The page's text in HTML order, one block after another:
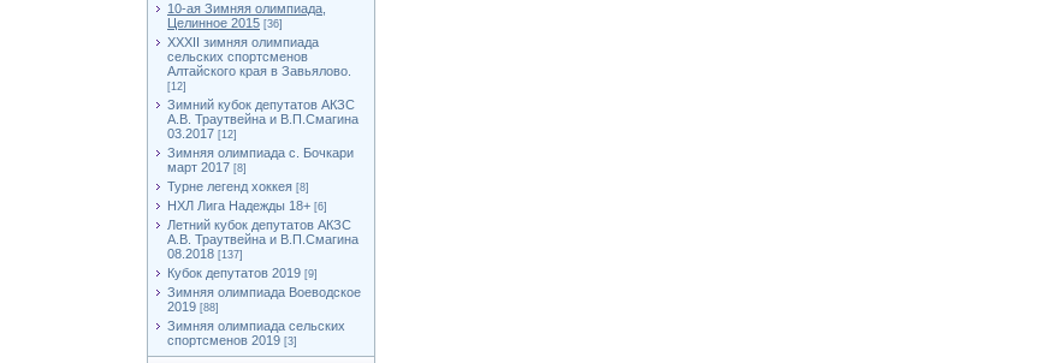
10-ая Зимняя олимпиада,
Целинное 2015 [36]
XXXII зимняя олимпиада
сельских спортсменов
Алтайского края в Завьялово.
[12]
Зимний кубок депутатов АКЗС
А.В. Траутвейна и В.П.Смагина
03.2017 [12]
Зимняя олимпиада с. Бочкари
март 2017 [8]
Турне легенд хоккея [8]
НХЛ Лига Надежды 18+ [6]
Летний кубок депутатов АКЗС
А.В. Траутвейна и В.П.Смагина
08.2018 [137]
Кубок депутатов 2019 [9]
Зимняя олимпиада Воеводское
2019 [88]
Зимняя олимпиада сельских
спортсменов 2019 [3]